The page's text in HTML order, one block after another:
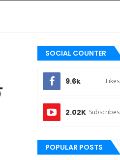
SOCIAL COUNTER
9.6k Likes
2.02K Subscribes
POPULAR POSTS